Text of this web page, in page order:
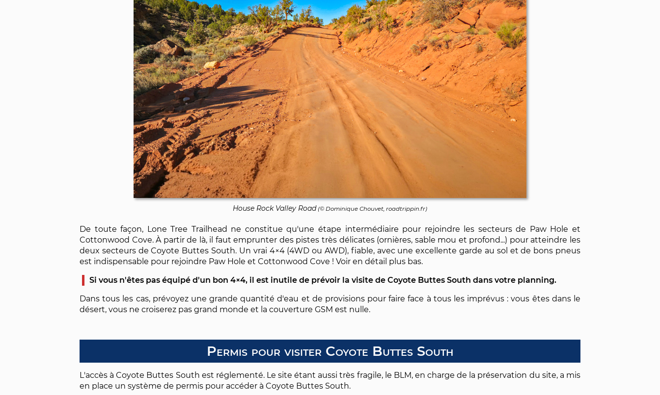
House Rock Valley Road (© Dominique Chouvet, roadtrippin.fr)
De toute façon, Lone Tree Trailhead ne constitue qu'une étape intermédiaire pour rejoindre les secteurs de Paw Hole et
Cottonwood Cove. À partir de là, il faut emprunter des pistes très délicates (ornières, sable mou et profond...) pour atteindre les
deux secteurs de Coyote Buttes South. Un vrai 4×4 (4WD ou AWD), fiable, avec une excellente garde au sol et de bons pneus
est indispensable pour rejoindre Paw Hole et Cottonwood Cove ! Voir en détail plus bas.
Si vous n'êtes pas équipé d'un bon 4×4, il est inutile de prévoir la visite de Coyote Buttes South dans votre planning.
Dans tous les cas, prévoyez une grande quantité d'eau et de provisions pour faire face à tous les imprévus : vous êtes dans le
désert, vous ne croiserez pas grand monde et la couverture GSM est nulle.
Permis pour visiter Coyote Buttes South
L'accès à Coyote Buttes South est réglementé. Le site étant aussi très fragile, le BLM, en charge de la préservation du site, a mis
en place un système de permis pour accéder à Coyote Buttes South.